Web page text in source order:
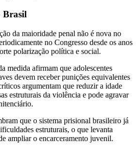
Brasil
da maioridade penal não é nova no
no Congresso desde os anos
polarização política e social.
medida afirmam que adolescentes
devem receber punições equivalentes
argumentam que reduzir a idade
estruturais da violência e pode agravar
que o sistema prisional brasileiro já
estruturais, o que levanta
ampliar o encarceramento juvenil.